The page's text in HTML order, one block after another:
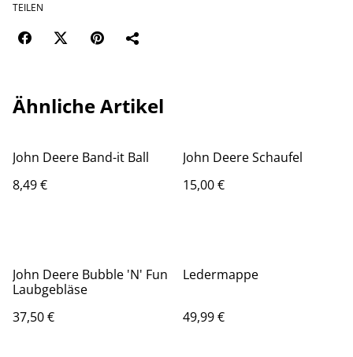
TEILEN
Ähnliche Artikel
John Deere Band-it Ball
8,49 €
John Deere Schaufel
15,00 €
John Deere Bubble 'N' Fun
Laubgebläse
37,50 €
Ledermappe
49,99 €